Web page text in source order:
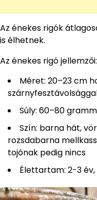
Az énekes rigók
is élhetnek.
Az énekes rigó jellemzői:
Méret: 20–23 cm
Súly: 60–80 gramm
Szín: barna hát,
rozsdabarna
tojónak pedig nincs
Élettartam: 2-3 év,